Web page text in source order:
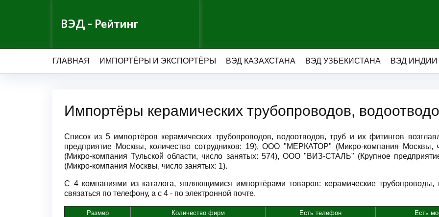
ВЭД - Рейтинг
ГЛАВНАЯ ИМПОРТЁРЫ И ЭКСПОРТЁРЫ ВЭД КАЗАХСТАНА ВЭД УЗБЕКИСТАНА ВЭД ИНДИИ
Импортёры керамических трубопроводов,
Список из 5 импортёров керамических трубопроводов, водоотводов, труб и их фитингов
предприятие Москвы, количество сотрудников: 19), ООО "МЕРКАТОР" (Микро-компания
(Микро-компания Тульской области, число занятых: 574), ООО "ВИЗ-СТАЛЬ" (Крупное
(Микро-компания Москвы, число занятых: 1).
С 4 компаниями из каталога, являющимися импортёрами товаров: керамические
связаться по телефону, а с 4 - по электронной почте.
Размер Количество фирм Есть телефон Есть